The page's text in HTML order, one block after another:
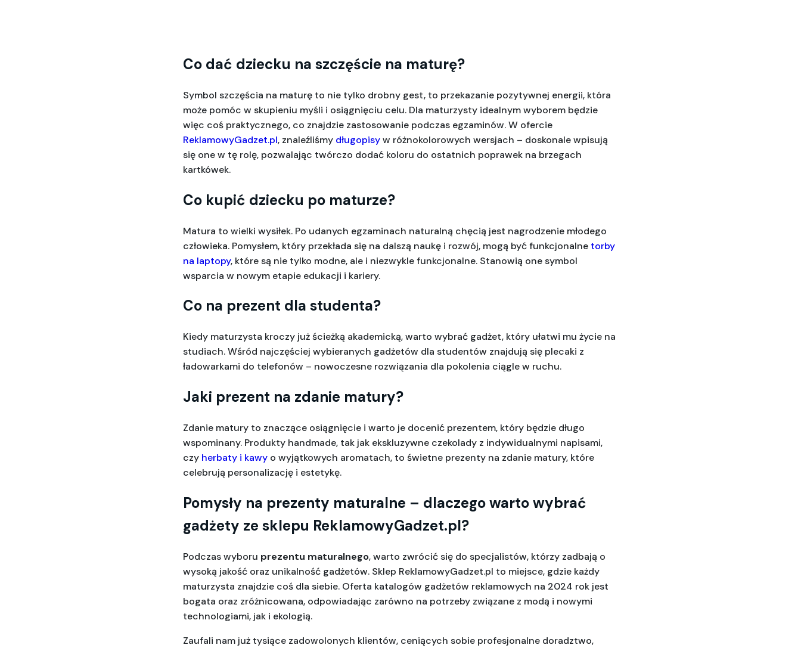
Co dać dziecku na szczęście na maturę?
Symbol szczęścia na maturę to nie tylko drobny gest, to przekazanie pozytywnej energii, która
może pomóc w skupieniu myśli i osiągnięciu celu. Dla maturzysty idealnym wyborem będzie
ReklamowyGadzet.pl, znaleźliśmy długopisy w różnokolorowych wersjach – doskonale wpisują
się one w tę rolę, pozwalając twórczo dodać koloru do ostatnich poprawek na brzegach
kartkówek.
Co kupić dziecku po maturze?
Matura to wielki wysiłek. Po udanych egzaminach naturalną chęcią jest nagrodzenie młodego
człowieka. Pomysłem, który przekłada się na dalszą naukę i rozwój, mogą być funkcjonalne torby
na laptopy, które są nie tylko modne, ale i niezwykle funkcjonalne. Stanowią one symbol
wsparcia w nowym etapie edukacji i kariery.
Co na prezent dla studenta?
Kiedy maturzysta kroczy już ścieżką akademicką, warto wybrać gadżet, który ułatwi mu życie na
studiach. Wśród najczęściej wybieranych gadżetów dla studentów znajdują się plecaki z
ładowarkami do telefonów – nowoczesne rozwiązania dla pokolenia ciągle w ruchu.
Jaki prezent na zdanie matury?
Zdanie matury to znaczące osiągnięcie i warto je docenić prezentem, który będzie długo
wspominany. Produkty handmade, tak jak ekskluzywne czekolady z indywidualnymi napisami,
czy herbaty i kawy o wyjątkowych aromatach, to świetne prezenty na zdanie matury, które
celebrują personalizację i estetykę.
Pomysły na prezenty maturalne – dlaczego warto wybrać
gadżety ze sklepu ReklamowyGadzet.pl?
Podczas wyboru prezentu maturalnego, warto zwrócić się do specjalistów, którzy zadbają o
wysoką jakość oraz unikalność gadżetów. Sklep ReklamowyGadzet.pl to miejsce, gdzie każdy
maturzysta znajdzie coś dla siebie. Oferta katalogów gadżetów reklamowych na 2024 rok jest
bogata oraz zróżnicowana, odpowiadając zarówno na potrzeby związane z modą i nowymi
technologiami, jak i ekologią.
Zaufali nam już tysiące zadowolonych klientów, ceniących sobie profesjonalne doradztwo,